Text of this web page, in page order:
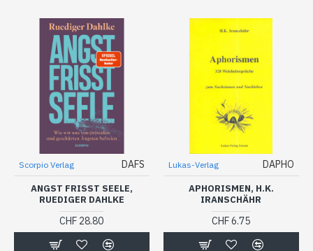
Scorpio Verlag DAFS
ANGST FRISST SEELE,
RUEDIGER DAHLKE
CHF 28.80
Lukas-Verlag DAPHO
APHORISMEN, H.K.
IRANSCHÄHR
CHF 6.75